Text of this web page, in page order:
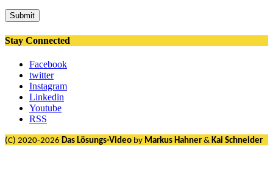
Submit
Stay Connected
Facebook
twitter
Instagram
Linkedin
Youtube
RSS
(C) 2020-2026 Das Lösungs-Video by Markus Hahner & Kai Schneider